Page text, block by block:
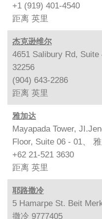
+1 (919) 401-4540
距离 英里
杰克逊维尔
4651 Salibury Rd,
32256
(904) 643-2286
距离 英里
雅加达
Mayapada Tower,
Floor, Suite 06 - 01、
+62 21-521 3630
距离 英里
耶路撒冷
5 Hamarpe St. Beit
撒冷 9777405